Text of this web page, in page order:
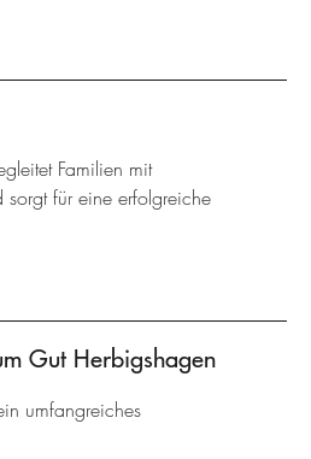
Familien mit
für eine erfolgreiche
Gut Herbigshagen
umfangreiches